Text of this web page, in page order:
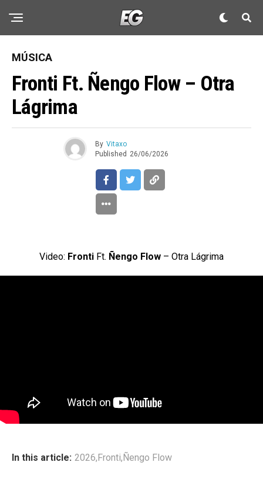
MÚSICA
Fronti Ft. Ñengo Flow – Otra
Lágrima
By Vitaxo
Published 26/06/2026
Video: Fronti Ft. Ñengo Flow – Otra Lágrima
In this article: 2026,Fronti,Ñengo Flow